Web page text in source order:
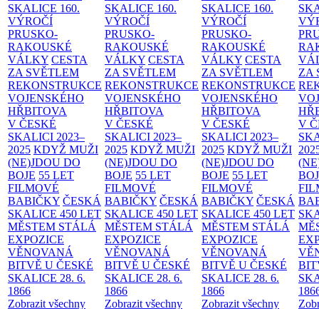
SKALICE 160.
VÝROČÍ
PRUSKO-
RAKOUSKÉ
VÁLKY CESTA
ZA SVĚTLEM
REKONSTRUKCE
VOJENSKÉHO
HŘBITOVA
V ČESKÉ
SKALICI 2023–
2025 KDYŽ MUŽI
(NE)JDOU DO
BOJE 55 LET
FILMOVÉ
BABIČKY ČESKÁ
SKALICE 450 LET
MĚSTEM STÁLÁ
EXPOZICE
VĚNOVANÁ
BITVĚ U ČESKÉ
SKALICE 28. 6.
1866
Zobrazit všechny
SKALICE 160.
VÝROČÍ
PRUSKO-
RAKOUSKÉ
VÁLKY CESTA
ZA SVĚTLEM
REKONSTRUKCE
VOJENSKÉHO
HŘBITOVA
V ČESKÉ
SKALICI 2023–
2025 KDYŽ MUŽI
(NE)JDOU DO
BOJE 55 LET
FILMOVÉ
BABIČKY ČESKÁ
SKALICE 450 LET
MĚSTEM STÁLÁ
EXPOZICE
VĚNOVANÁ
BITVĚ U ČESKÉ
SKALICE 28. 6.
1866
Zobrazit všechny
SKALICE 160.
VÝROČÍ
PRUSKO-
RAKOUSKÉ
VÁLKY CESTA
ZA SVĚTLEM
REKONSTRUKCE
VOJENSKÉHO
HŘBITOVA
V ČESKÉ
SKALICI 2023–
2025 KDYŽ MUŽI
(NE)JDOU DO
BOJE 55 LET
FILMOVÉ
BABIČKY ČESKÁ
SKALICE 450 LET
MĚSTEM STÁLÁ
EXPOZICE
VĚNOVANÁ
BITVĚ U ČESKÉ
SKALICE 28. 6.
1866
Zobrazit všechny
ZA
V